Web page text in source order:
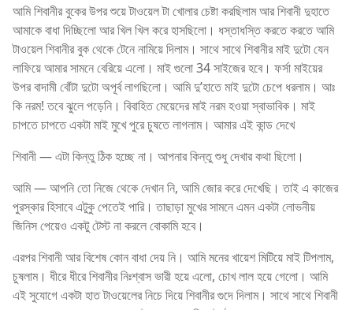
আমি শিবানীর বুকের উপর শুয়ে টাওয়েল টা খোলার চেষ্টা করছিলাম আর শিবানী দুহাতে
আমাকে বাধা দিচ্ছিলো আর খিল খিল করে হাসছিলো। ধস্তাধস্তি করতে করতে আমি
টাওয়েল শিবানীর বুক থেকে টেনে নামিয়ে দিলাম। সাথে সাথে শিবানীর মাই দুটো যেন
লাফিয়ে আমার সামনে বেরিয়ে এলো। মাই গুলো 34 সাইজের হবে। ফর্সা মাইয়ের
উপর বাদামী বোঁটা দুটো অপূর্ব লাগছিলো। আমি দু’হাতে মাই দুটো চেপে ধরলাম। আঃ
কি নরম! তবে ঝুলে পড়েনি। বিবাহিত মেয়েদের মাই নরম হওয়া স্বাভাবিক। মাই
চাপতে চাপতে একটা মাই মুখে পুরে চুষতে লাগলাম। আমার এই কান্ড দেখে
শিবানী — এটা কিন্তু ঠিক হচ্ছে না। আপনার কিন্তু শুধু দেখার কথা ছিলো।
আমি — আপনি তো নিজে থেকে দেখান নি, আমি জোর করে দেখেছি। তাই এ কাজের
পুরস্কার হিসাবে এটুকু পেতেই পারি। তাছাড়া মুখের সামনে এমন একটা লোভনীয়
জিনিস পেয়েও একটু টেস্ট না করলে বোকামি হবে।
এরপর শিবানী আর বিশেষ কোন বাধা দেয় নি। আমি মনের খায়েশ মিটিয়ে মাই টিপলাম,
চুষলাম। ধীরে ধীরে শিবানীর নিঃশ্বাস ভারী হয়ে এলো, চোখ লাল হয়ে গেলো। আমি
এই সুযোগে একটা হাত টাওয়েলের নিচে দিয়ে শিবানীর গুদে দিলাম। সাথে সাথে শিবানী